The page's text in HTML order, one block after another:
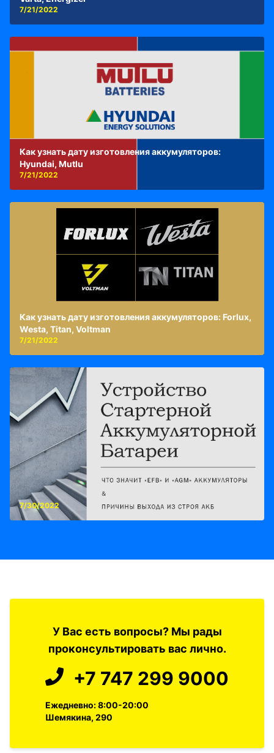
7/21/2022
Как узнать дату изготовления аккумуляторов:
Hyundai, Mutlu
7/21/2022
Как узнать дату изготовления аккумуляторов: Forlux,
Westa, Titan, Voltman
7/21/2022
7/30/2022
У Вас есть вопросы? Мы рады
проконсультировать вас лично.
+7 747 299 9000
Ежедневно: 8:00-20:00
Шемякина, 290